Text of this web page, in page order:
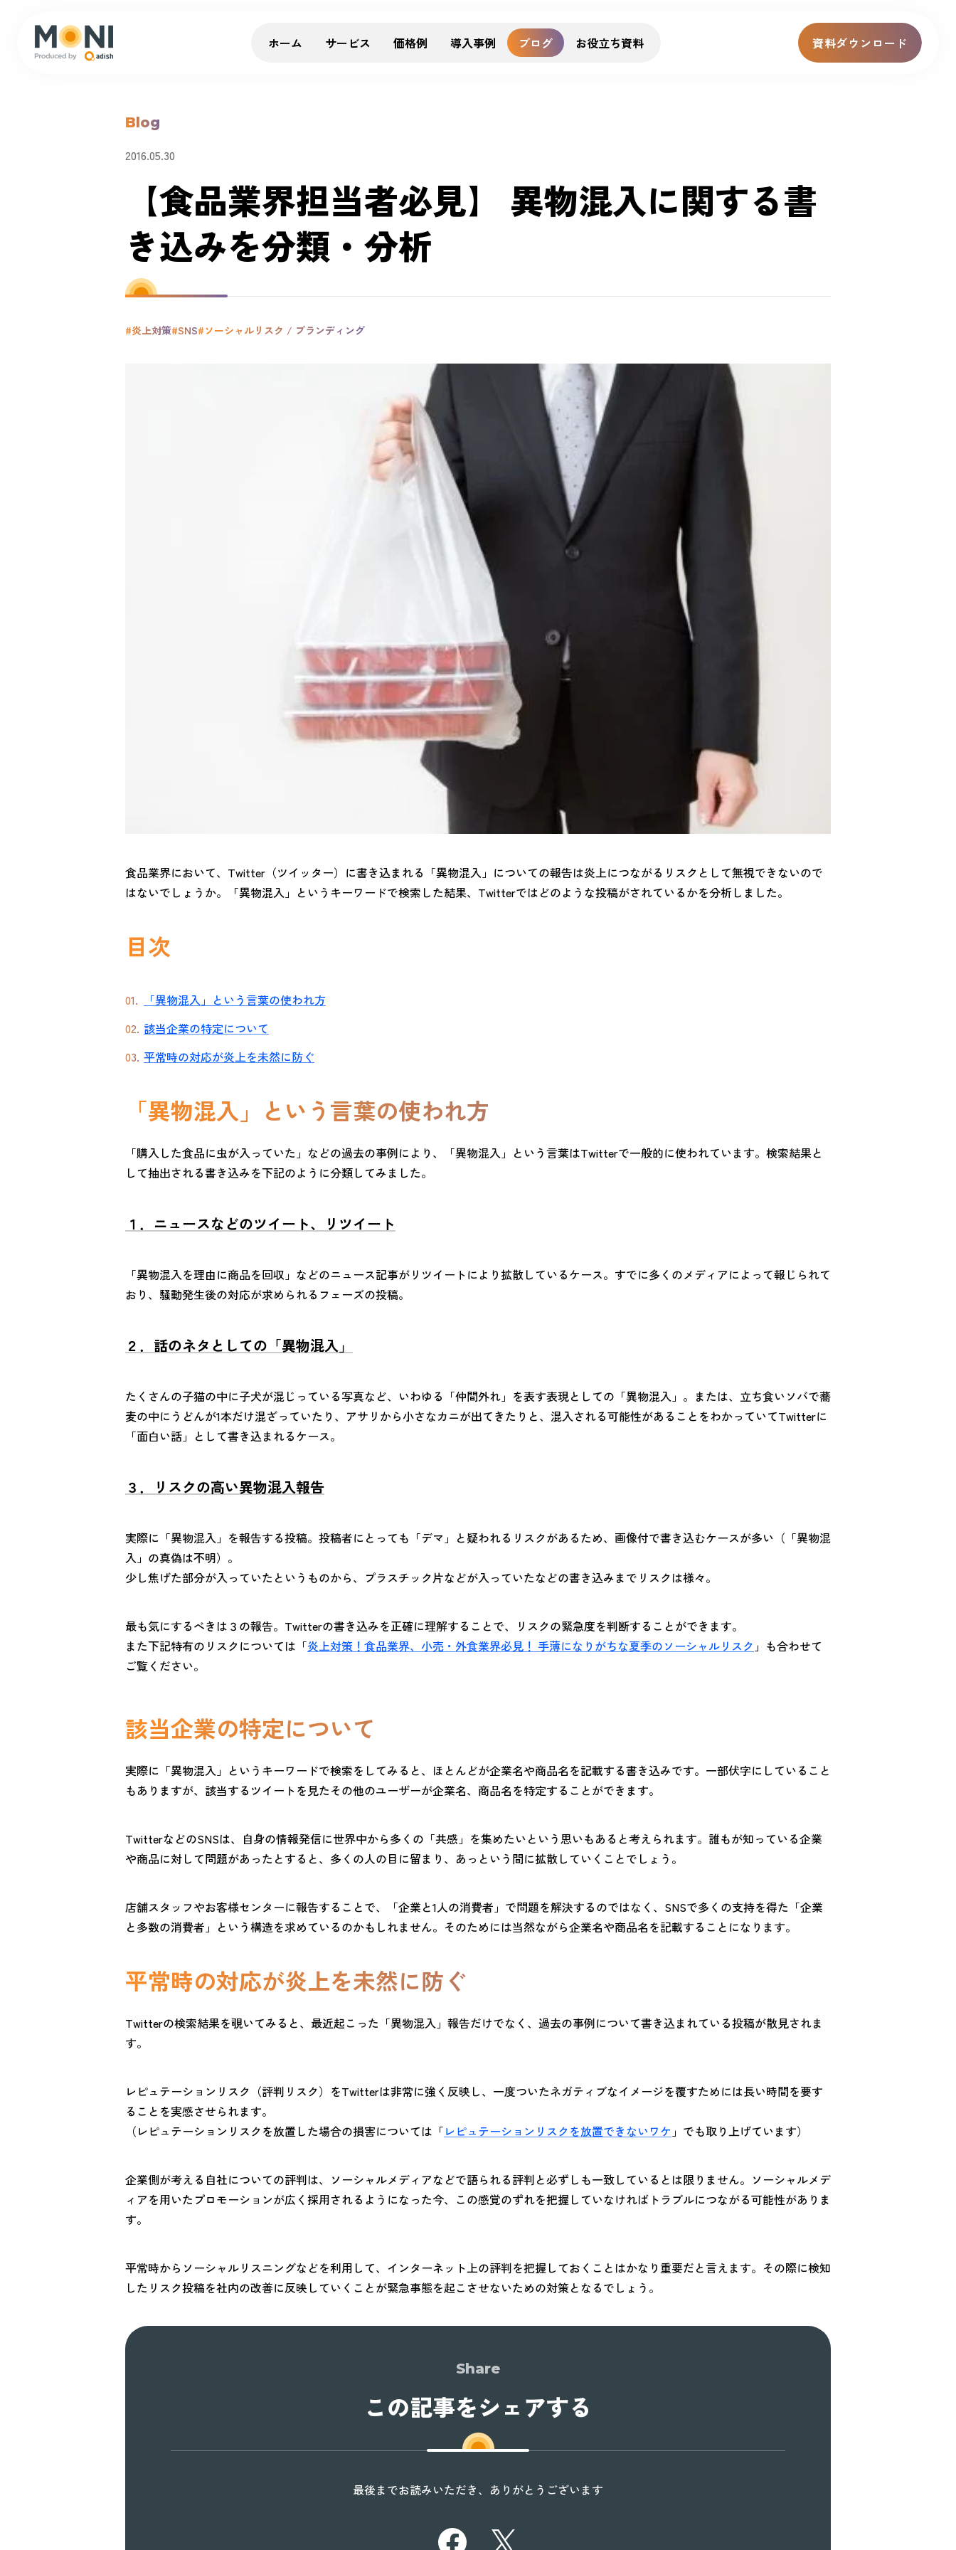
ホーム サービス 価格例 導入事例 ブログ お役立ち資料 資料ダウンロード
Blog
2016.05.30
【食品業界担当者必見】 異物混入に関する書
き込みを分類・分析
#炎上対策#SNS#ソーシャルリスク / ブランディング
食品業界において、Twitter（ツイッター）に書き込まれる「異物混入」についての報告は炎上につながるリスクとして無視できないので
はないでしょうか。「異物混入」というキーワードで検索した結果、Twitterではどのような投稿がされているかを分析しました。
目次
「異物混入」という言葉の使われ方
該当企業の特定について
平常時の対応が炎上を未然に防ぐ
「異物混入」という言葉の使われ方
「購入した食品に虫が入っていた」などの過去の事例により、「異物混入」という言葉はTwitterで一般的に使われています。検索結果と
して抽出される書き込みを下記のように分類してみました。
１．ニュースなどのツイート、リツイート
「異物混入を理由に商品を回収」などのニュース記事がリツイートにより拡散しているケース。すでに多くのメディアによって報じられて
おり、騒動発生後の対応が求められるフェーズの投稿。
２．話のネタとしての「異物混入」
たくさんの子猫の中に子犬が混じっている写真など、いわゆる「仲間外れ」を表す表現としての「異物混入」。または、立ち食いソバで蕎
麦の中にうどんが1本だけ混ざっていたり、アサリから小さなカニが出てきたりと、混入される可能性があることをわかっていてTwitterに
「面白い話」として書き込まれるケース。
３．リスクの高い異物混入報告
実際に「異物混入」を報告する投稿。投稿者にとっても「デマ」と疑われるリスクがあるため、画像付で書き込むケースが多い（「異物混
入」の真偽は不明）。
少し焦げた部分が入っていたというものから、プラスチック片などが入っていたなどの書き込みまでリスクは様々。
最も気にするべきは３の報告。Twitterの書き込みを正確に理解することで、リスクの緊急度を判断することができます。
また下記特有のリスクについては「炎上対策！食品業界、小売・外食業界必見！ 手薄になりがちな夏季のソーシャルリスク 」も合わせて
ご覧ください。
該当企業の特定について
実際に「異物混入」というキーワードで検索をしてみると、ほとんどが企業名や商品名を記載する書き込みです。一部伏字にしていること
もありますが、該当するツイートを見たその他のユーザーが企業名、商品名を特定することができます。
TwitterなどのSNSは、自身の情報発信に世界中から多くの「共感」を集めたいという思いもあると考えられます。誰もが知っている企業
や商品に対して問題があったとすると、多くの人の目に留まり、あっという間に拡散していくことでしょう。
店舗スタッフやお客様センターに報告することで、「企業と1人の消費者」で問題を解決するのではなく、SNSで多くの支持を得た「企業
と多数の消費者」という構造を求めているのかもしれません。そのためには当然ながら企業名や商品名を記載することになります。
平常時の対応が炎上を未然に防ぐ
Twitterの検索結果を覗いてみると、最近起こった「異物混入」報告だけでなく、過去の事例について書き込まれている投稿が散見されま
す。
レピュテーションリスク（評判リスク）をTwitterは非常に強く反映し、一度ついたネガティブなイメージを覆すためには長い時間を要す
ることを実感させられます。
（レピュテーションリスクを放置した場合の損害については「レピュテーションリスクを放置できないワケ 」でも取り上げています）
企業側が考える自社についての評判は、ソーシャルメディアなどで語られる評判と必ずしも一致しているとは限りません。ソーシャルメデ
ィアを用いたプロモーションが広く採用されるようになった今、この感覚のずれを把握していなければトラブルにつながる可能性がありま
す。
平常時からソーシャルリスニングなどを利用して、インターネット上の評判を把握しておくことはかなり重要だと言えます。その際に検知
したリスク投稿を社内の改善に反映していくことが緊急事態を起こさせないための対策となるでしょう。
Share
この記事をシェアする
最後までお読みいただき、ありがとうございます